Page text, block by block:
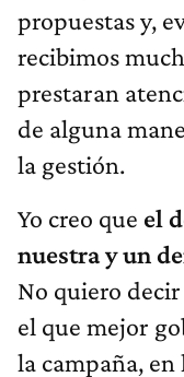
propuestas y,
recibimos
prestaran
de alguna
la gestión.
Yo creo que el
nuestra y un
No quiero
el que mejor
la campaña,